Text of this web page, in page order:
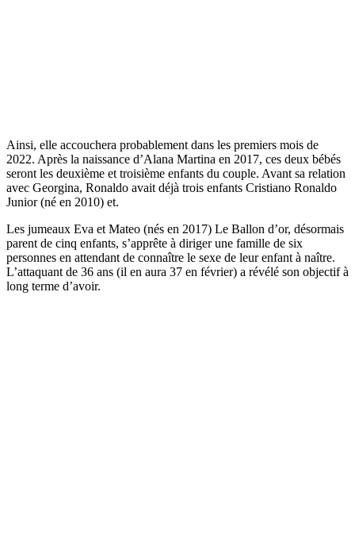
Ainsi, elle accouchera probablement dans les premiers mois de
2022. Après la naissance d’Alana Martina en 2017, ces deux bébés
seront les deuxième et troisième enfants du couple. Avant sa relation
avec Georgina, Ronaldo avait déjà trois enfants Cristiano Ronaldo
Junior (né en 2010) et.
Les jumeaux Eva et Mateo (nés en 2017) Le Ballon d’or, désormais
parent de cinq enfants, s’apprête à diriger une famille de six
personnes en attendant de connaître le sexe de leur enfant à naître.
L’attaquant de 36 ans (il en aura 37 en février) a révélé son objectif à
long terme d’avoir.